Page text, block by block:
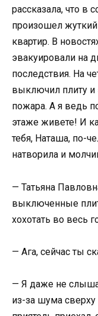
рассказала, что в
произошел
квартир. В
эвакуировали на
последствия. На
выключил плиту и
пожара. А я ведь
этаже живете! И
тебя, Наташа, по-
натворила и
— Татьяна
выключенные
хохотать во весь
— Ага, сейчас ты
— Я даже не
из-за шума